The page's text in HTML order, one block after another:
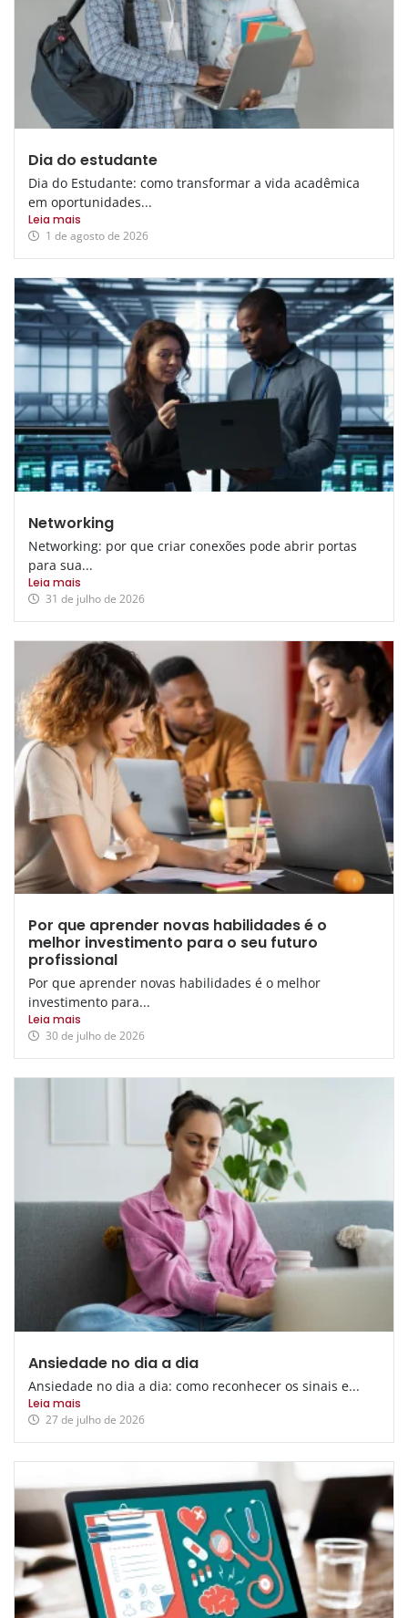
Dia do estudante
Dia do Estudante: como transformar a vida acadêmica
em oportunidades...
Leia mais
1 de agosto de 2026
Networking
Networking: por que criar conexões pode abrir portas
para sua...
Leia mais
31 de julho de 2026
Por que aprender novas habilidades é o
melhor investimento para o seu futuro
profissional
Por que aprender novas habilidades é o melhor
investimento para...
Leia mais
30 de julho de 2026
Ansiedade no dia a dia
Ansiedade no dia a dia: como reconhecer os sinais e...
Leia mais
27 de julho de 2026